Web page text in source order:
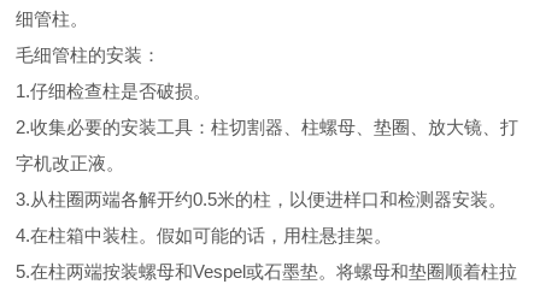
细管柱。
毛细管柱的安装：
1.仔细检查柱是否破损。
2.收集必要的安装工具：柱切割器、柱螺母、垫圈、放大镜、打
字机改正液。
3.从柱圈两端各解开约0.5米的柱，以便进样口和检测器安装。
4.在柱箱中装柱。假如可能的话，用柱悬挂架。
5.在柱两端按装螺母和Vespel或石墨垫。将螺母和垫圈顺着柱拉